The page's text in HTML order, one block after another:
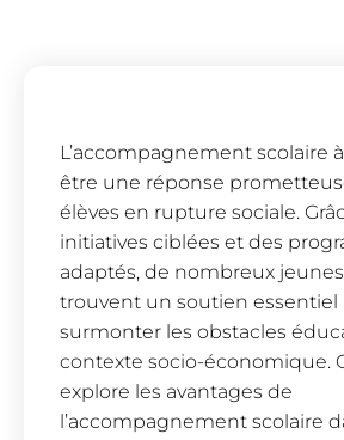
L’accompagnement scolaire à
être une réponse
élèves en rupture sociale.
initiatives ciblées et des
adaptés, de nombreux
trouvent un soutien essentiel
surmonter les obstacles
contexte socio-économique.
explore les avantages de
l’accompagnement scolaire